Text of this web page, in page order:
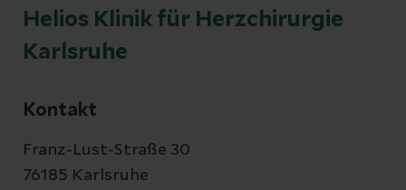
Helios Klinik für Herzchirurgie
Karlsruhe
Kontakt
Franz-Lust-Straße 30
76185 Karlsruhe